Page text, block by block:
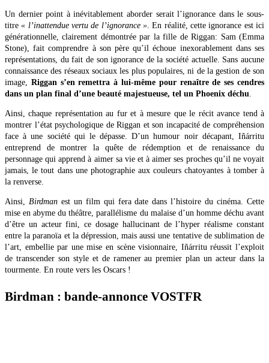
Un dernier point à inévitablement aborder serait l’ignorance dans le sous-
titre« l’inattendue vertu de l’ignorance ». En réalité, cette ignorance est ici
générationnelle, clairement démontrée par la fille de Riggan: Sam (Emma
Stone), fait comprendre à son père qu’il échoue inexorablement dans ses
représentations, du fait de son ignorance de la société actuelle. Sans aucune
connaissance des réseaux sociaux les plus populaires, ni de la gestion de son
image, Riggan s’en remettra à lui-même pour renaître de ses cendres
dans un plan final d’une beauté majestueuse, tel un Phoenix déchu.
Ainsi, chaque représentation au fur et à mesure que le récit avance tend à
montrer l’état psychologique de Riggan et son incapacité de compréhension
face à une société qui le dépasse. D’un humour noir décapant, Iñárritu
entreprend de montrer la quête de rédemption et de renaissance du
personnage qui apprend à aimer sa vie et à aimer ses proches qu’il ne voyait
jamais, le tout dans une photographie aux couleurs chatoyantes à tomber à
la renverse.
Ainsi, Birdmanest un film qui fera date dans l’histoire du cinéma. Cette
mise en abyme du théâtre, parallélisme du malaise d’un homme déchu avant
d’être un acteur fini, ce dosage hallucinant de l’hyper réalisme constant
entre la paranoïa et la dépression, mais aussi une tentative de sublimation de
l’art, embellie par une mise en scène visionnaire, Iñárritu réussit l’exploit
de transcender son style et de ramener au premier plan un acteur dans la
tourmente. En route vers les Oscars !
Birdman : bande-annonce VOSTFR